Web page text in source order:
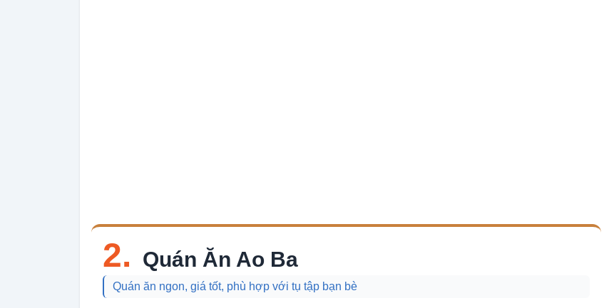
2. Quán Ăn Ao Ba
Quán ăn ngon, giá tốt, phù hợp với tụ tập bạn bè